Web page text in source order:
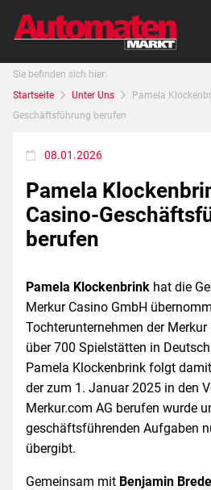
Sie befinden sich hier:
Startseite
Unter Uns
Pamela
Geschäftsführung berufen
08.01.2026
Pamela
Casino-
berufen
Pamela Klockenbrink hat die
Merkur Casino GmbH
Tochterunternehmen der
über 700 Spielstätten in
Pamela Klockenbrink folgt
der zum 1. Januar 2025 in den
Merkur.com AG berufen wurde
geschäftsführenden Aufgaben
übergibt.
Gemeinsam mit Benjamin